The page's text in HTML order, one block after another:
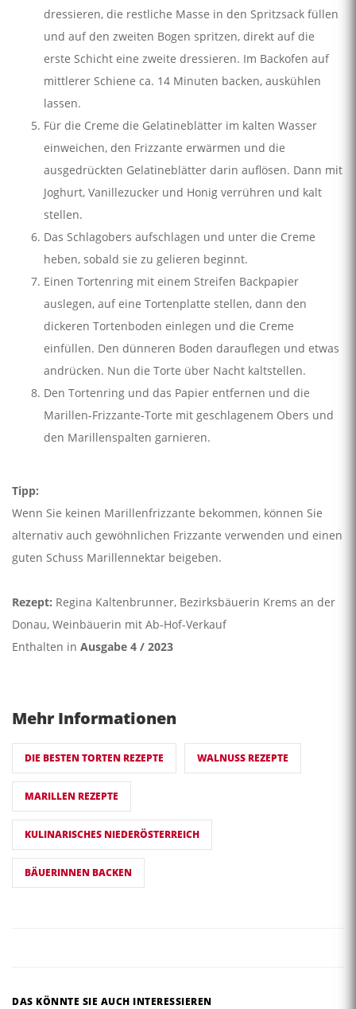
dressieren, die restliche Masse in den Spritzsack füllen
und auf den zweiten Bogen spritzen, direkt auf die
erste Schicht eine zweite dressieren. Im Backofen auf
mittlerer Schiene ca. 14 Minuten backen, auskühlen
lassen.
Für die Creme die Gelatineblätter im kalten Wasser
einweichen, den Frizzante erwärmen und die
ausgedrückten Gelatineblätter darin auflösen. Dann mit
Joghurt, Vanillezucker und Honig verrühren und kalt
stellen.
Das Schlagobers aufschlagen und unter die Creme
heben, sobald sie zu gelieren beginnt.
Einen Tortenring mit einem Streifen Backpapier
auslegen, auf eine Tortenplatte stellen, dann den
dickeren Tortenboden einlegen und die Creme
einfüllen. Den dünneren Boden darauflegen und etwas
andrücken. Nun die Torte über Nacht kaltstellen.
Den Tortenring und das Papier entfernen und die
Marillen-Frizzante-Torte mit geschlagenem Obers und
den Marillenspalten garnieren.
Tipp:
Wenn Sie keinen Marillenfrizzante bekommen, können Sie
alternativ auch gewöhnlichen Frizzante verwenden und einen
guten Schuss Marillennektar beigeben.
Rezept: Regina Kaltenbrunner, Bezirksbäuerin Krems an der
Donau, Weinbäuerin mit Ab-Hof-Verkauf
Enthalten in Ausgabe 4 / 2023
Mehr Informationen
DIE BESTEN TORTEN REZEPTE WALNUSS REZEPTE
MARILLEN REZEPTE
KULINARISCHES NIEDERÖSTERREICH
BÄUERINNEN BACKEN
DAS KÖNNTE SIE AUCH INTERESSIEREN